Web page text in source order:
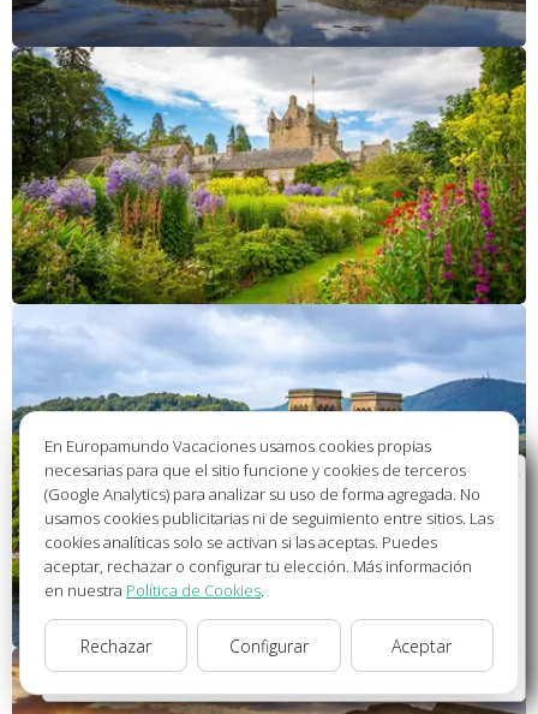
Bienvenido a Europamundo Vacaciones, está usted
en el sitio internacional de:
Wellcome to Europamundo Vacations, your in the
international site of:
España
cambiar/change
En Europamundo Vacaciones usamos cookies propias
necesarias para que el sitio funcione y cookies de terceros
(Google Analytics) para analizar su uso de forma agregada. No
usamos cookies publicitarias ni de seguimiento entre sitios. Las
cookies analíticas solo se activan si las aceptas. Puedes
aceptar, rechazar o configurar tu elección. Más información
en nuestra Política de Cookies.
Rechazar Configurar Aceptar